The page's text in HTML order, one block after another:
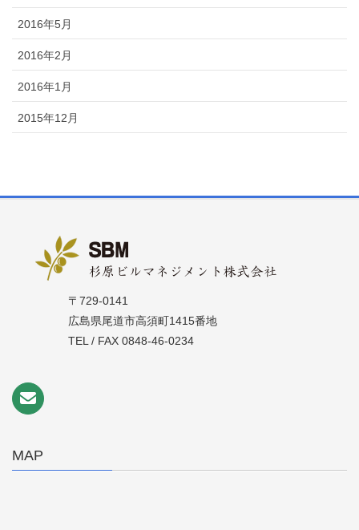
2016年5月
2016年2月
2016年1月
2015年12月
〒729-0141
広島県尾道市高須町1415番地
TEL / FAX 0848-46-0234
MAP